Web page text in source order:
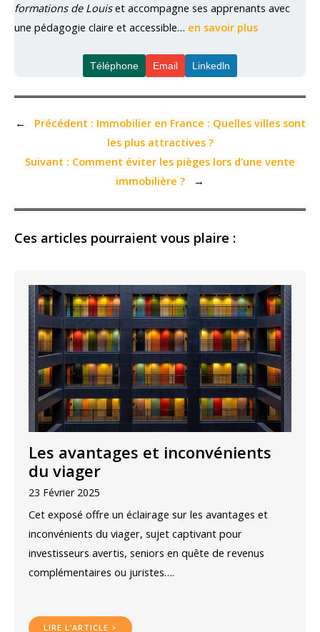
formations de Louiset accompagne ses apprenants avec
une pédagogie claire et accessible… en savoir plus
Téléphone Email Linkedln
← Précédent : Immobilier en France : Quelles villes sont
les plus attractives ?
Suivant : Comment éviter les pièges lors d’une vente
immobilière ?
→
Ces articles pourraient vous plaire :
Les avantages et inconvénients
du viager
23 Février 2025
Cet exposé offre un éclairage sur les avantages et
inconvénients du viager, sujet captivant pour
investisseurs avertis, seniors en quête de revenus
complémentaires ou juristes….
LIRE L’ARTICLE >